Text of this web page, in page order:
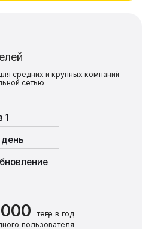
средних и крупных компаний
сетью
1
000
теңге в год
пользователя